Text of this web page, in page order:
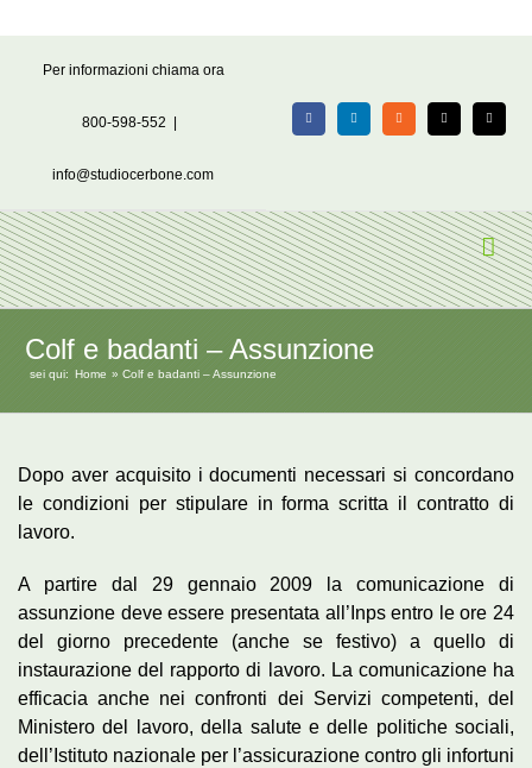
Per informazioni chiama ora
800-598-552
info@studiocerbone.com
FacebookLinkedIn Rss X Email
Colf e badanti – Assunzione
sei qui: Home Colf e badanti – Assunzione
Dopo aver acquisito i documenti necessari si concordano
le condizioni per stipulare in forma scritta il contratto di
lavoro.
A partire dal 29 gennaio 2009 la comunicazione di
assunzione deve essere presentata all’Inps entro le ore 24
del giorno precedente (anche se festivo) a quello di
instaurazione del rapporto di lavoro. La comunicazione ha
efficacia anche nei confronti dei Servizi competenti, del
Ministero del lavoro, della salute e delle politiche sociali,
dell’Istituto nazionale per l’assicurazione contro gli infortuni